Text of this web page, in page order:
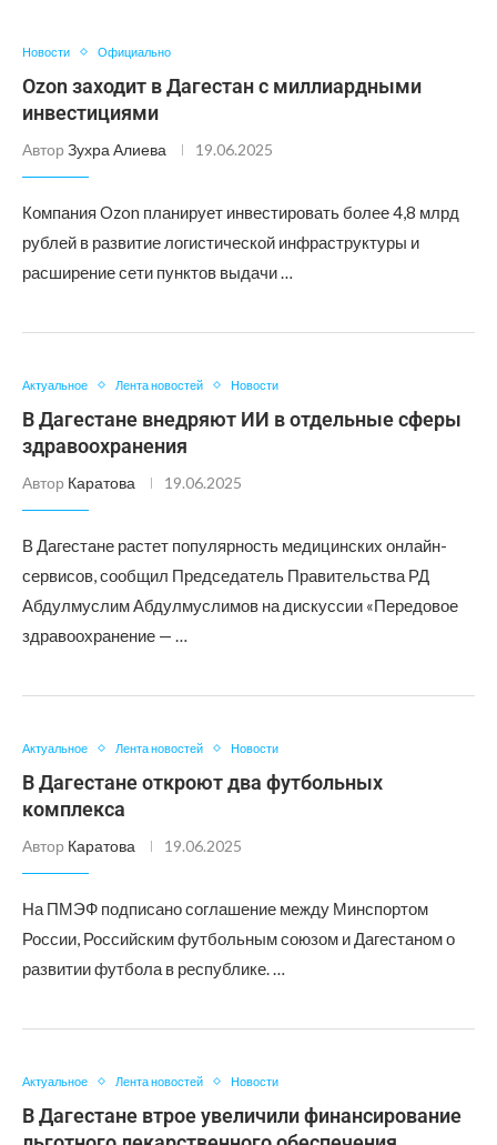
Новости Официально
Ozon заходит в Дагестан с миллиардными
инвестициями
Автор Зухра Алиева 19.06.2025
Компания Ozon планирует инвестировать более 4,8 млрд
рублей в развитие логистической инфраструктуры и
расширение сети пунктов выдачи …
Актуальное Лента новостей Новости
В Дагестане внедряют ИИ в отдельные сферы
здравоохранения
Автор Каратова 19.06.2025
В Дагестане растет популярность медицинских онлайн-
сервисов, сообщил Председатель Правительства РД
Абдулмуслим Абдулмуслимов на дискуссии «Передовое
здравоохранение — …
Актуальное Лента новостей Новости
В Дагестане откроют два футбольных
комплекса
Автор Каратова 19.06.2025
На ПМЭФ подписано соглашение между Минспортом
России, Российским футбольным союзом и Дагестаном о
развитии футбола в республике. …
Актуальное Лента новостей Новости
В Дагестане втрое увеличили финансирование